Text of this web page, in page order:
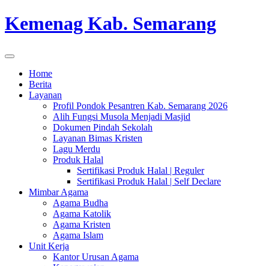
Kemenag Kab. Semarang
Home
Berita
Layanan
Profil Pondok Pesantren Kab. Semarang 2026
Alih Fungsi Musola Menjadi Masjid
Dokumen Pindah Sekolah
Layanan Bimas Kristen
Lagu Merdu
Produk Halal
Sertifikasi Produk Halal | Reguler
Sertifikasi Produk Halal | Self Declare
Mimbar Agama
Agama Budha
Agama Katolik
Agama Kristen
Agama Islam
Unit Kerja
Kantor Urusan Agama